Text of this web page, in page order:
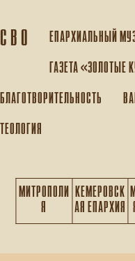
С В О
ЕПАРХИАЛЬНЫЙ
ГАЗЕТА «ЗОЛОТЫЕ
БЛАГОТВОРИТЕЛЬНОСТЬ
ТЕОЛОГИЯ
МИТРОПОЛИ
Я
КЕМЕРОВСК
АЯ ЕПАРХИЯ